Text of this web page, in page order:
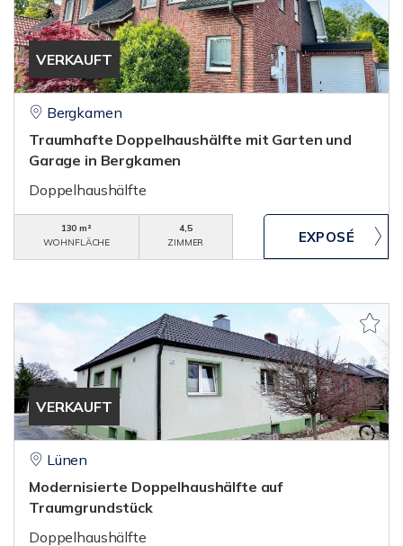
VERKAUFT
Bergkamen
Traumhafte Doppelhaushälfte mit Garten und
Garage in Bergkamen
Doppelhaushälfte
130 m²
WOHNFLÄCHE
4,5
ZIMMER
VERKAUFT
Lünen
Modernisierte Doppelhaushälfte auf
Traumgrundstück
Doppelhaushälfte